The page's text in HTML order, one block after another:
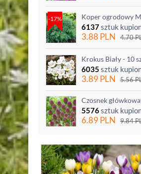
-17%
6137sztuk
3.88 PLN 4.70
Krokus Biały - 10
6035 sztuk
3.89PLN 5.56
5576sztuk
6.89PLN 9.84